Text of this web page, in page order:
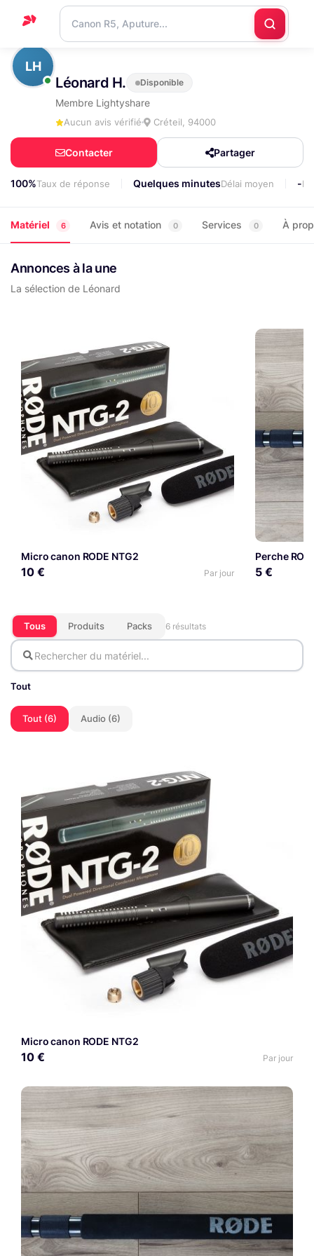
Accueil
Support
Nous
contacter
LH
Léonard H. Disponible
Membre Lightyshare
Aucun avis vérifié Créteil, 94000
Contacter Partager
100%Taux de réponse Quelques minutesDélai moyen -
Matériel 6 Avis et notation 0 Services 0 À
Annonces à la une
La sélection de Léonard
Micro canon RODE NTG2
10 € Par jour
Perche
5 €
Tous Produits Packs 6 résultats
Tout
Tout (6) Audio (6)
Micro canon RODE NTG2
10 € Par jour